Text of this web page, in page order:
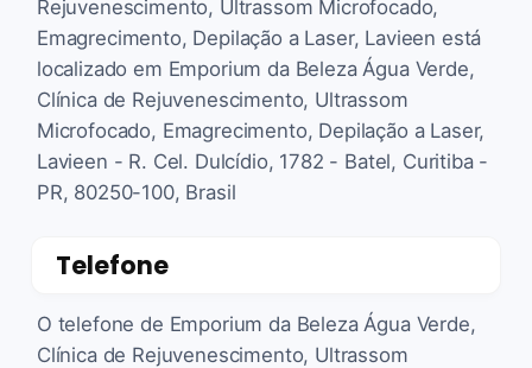
Rejuvenescimento, Ultrassom Microfocado,
Emagrecimento, Depilação a Laser, Lavieen está
localizado em Emporium da Beleza Água Verde,
Clínica de Rejuvenescimento, Ultrassom
Microfocado, Emagrecimento, Depilação a Laser,
Lavieen - R. Cel. Dulcídio, 1782 - Batel, Curitiba -
PR, 80250-100, Brasil
Telefone
O telefone de Emporium da Beleza Água Verde,
Clínica de Rejuvenescimento, Ultrassom